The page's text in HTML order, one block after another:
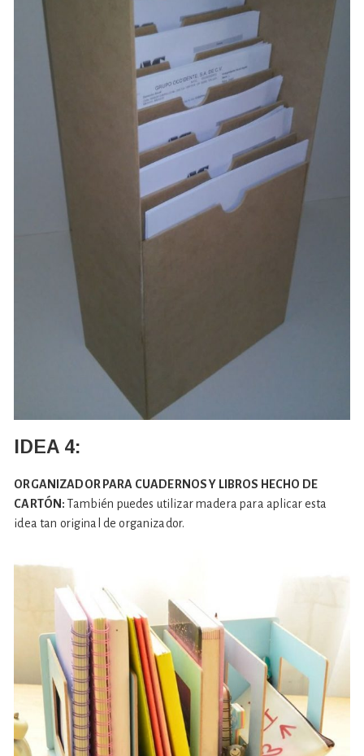
IDEA 4:
ORGANIZADOR PARA CUADERNOS Y LIBROS HECHO DE
CARTÓN: También puedes utilizar madera para aplicar esta
idea tan original de organizador.